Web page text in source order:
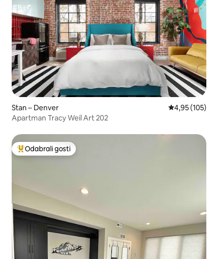
Stan – Denver Prosječna
4,95 (105)
Apartman Tracy Weil Art 202
Među najviše rangiranima s oznakom „Odabrali gosti”
Odabrali gosti